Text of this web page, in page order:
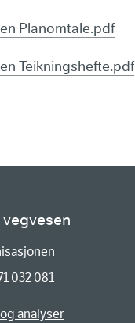
Planomtale.pdf
Teikningshefte.pdf
032 081
analyser